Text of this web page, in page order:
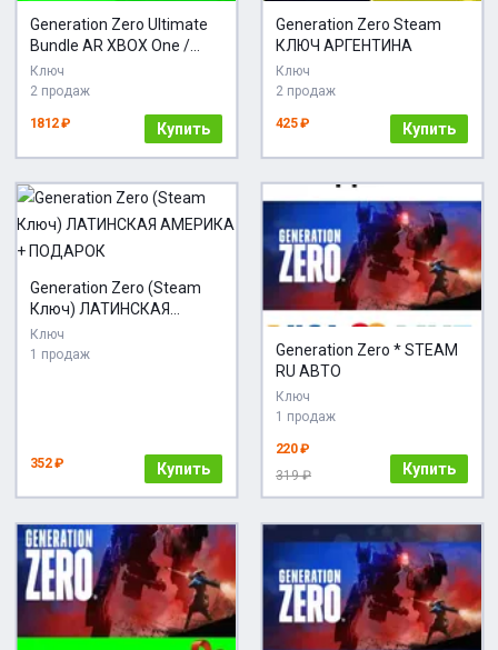
Generation Zero Ultimate
Bundle AR XBOX One /
Xbox Se
Ключ
2 продаж
1812 ₽ Купить
Generation Zero Steam
КЛЮЧ АРГЕНТИНА
Ключ
2 продаж
425 ₽ Купить
Generation Zero (Steam
Ключ) ЛАТИНСКАЯ
АМЕРИКА + ПОДАРОК
Ключ
1 продаж
352 ₽ Купить
Generation Zero * STEAM
RU АВТО
Ключ
1 продаж
220 ₽
319 ₽
Купить